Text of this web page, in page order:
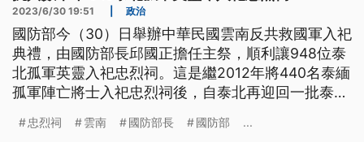
2023/6/30 19:51 政治
國防部今（30）日舉辦中華民國雲南反共救國軍入祀
典禮，由國防部長邱國正擔任主祭，順利讓948位泰
北孤軍英靈入祀忠烈祠。這是繼2012年將440名泰緬
孤軍陣亡將士入祀忠烈祠後，自泰北再迎回一批泰緬
終於完成父親心願，讓父親同袍英靈入祀忠烈祠。
忠烈祠 雲南 國防部長 國防部 ...